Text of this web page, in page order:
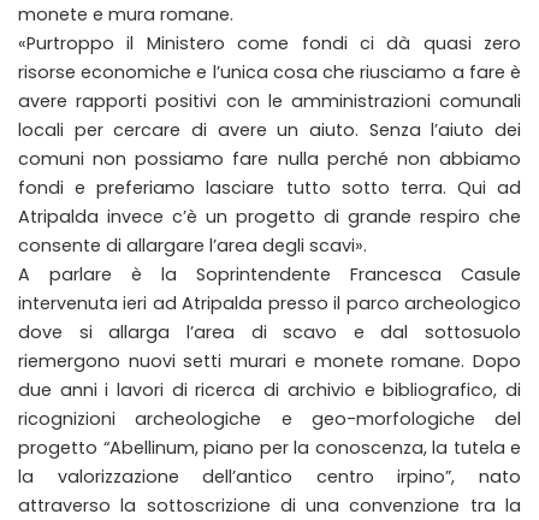
monete e mura romane.
«Purtroppo il Ministero come fondi ci dà quasi zero
risorse economiche e l’unica cosa che riusciamo a fare è
avere rapporti positivi con le amministrazioni comunali
locali per cercare di avere un aiuto. Senza l’aiuto dei
comuni non possiamo fare nulla perché non abbiamo
fondi e preferiamo lasciare tutto sotto terra. Qui ad
Atripalda invece c’è un progetto di grande respiro che
consente di allargare l’area degli scavi».
A parlare è la Soprintendente Francesca Casule
intervenuta ieri ad Atripalda presso il parco archeologico
dove si allarga l’area di scavo e dal sottosuolo
riemergono nuovi setti murari e monete romane. Dopo
due anni i lavori di ricerca di archivio e bibliografico, di
ricognizioni archeologiche e geo-morfologiche del
progetto “Abellinum, piano per la conoscenza, la tutela e
la valorizzazione dell’antico centro irpino”, nato
attraverso la sottoscrizione di una convenzione tra la